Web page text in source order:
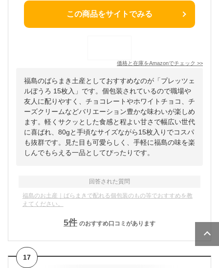
この商品をサイトでみる
価格と在庫をAmazonでチェック >>
福島のばらまき土産としておすすめなのが「プレッツェ
ルぼうろ 15枚入」です。個包装されているので職場や
友人に配りやすく、チョコレートやホワイトチョコ、チ
ーズクリームなどバリエーション豊かな味わいが楽しめ
ます。軽くサクッとした食感と程よい甘さで幅広い世代
に喜ばれ、80gと手頃なサイズながら15枚入りでコスパ
も抜群です。見た目も可愛らしく、手軽に福島の味を楽
しんでもらえる一品としてぴったりです。
回答された質問
福島のお土産｜ばらまきで配れる個包装のもの等でおすすめを教
えてください。
5件 のおすすめ口コミがあります
17